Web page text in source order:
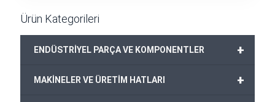
Ürün Kategorileri
+
ENDÜSTRİYEL PARÇA VE KOMPONENTLER
+
MAKİNELER VE ÜRETİM HATLARI